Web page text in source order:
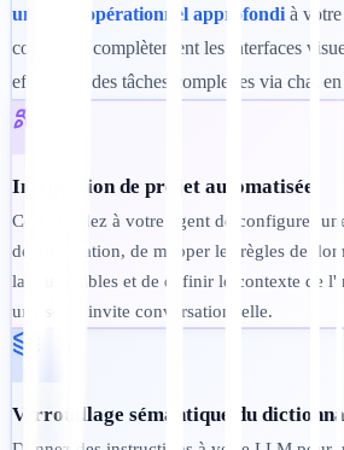
un accès opérationnel approfondi à
contourne complètement les interfaces
effectuant des tâches complexes via chat
Intégration de projet automatisée
Commandez à votre agent de configurer
de localisation, de mapper les règles de
langues cibles et de définir le contexte de
une seule invite conversationnelle.
Verrouillage sémantique du